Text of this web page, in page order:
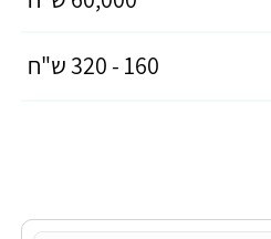
160 - 320 ש"ח